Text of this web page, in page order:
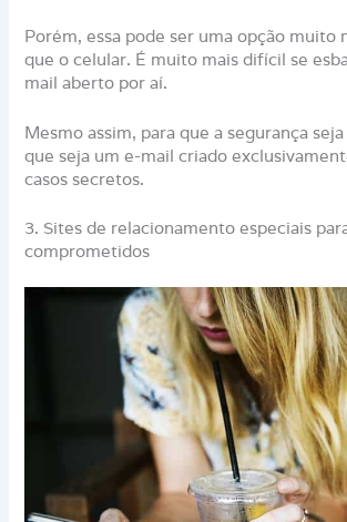
Porém, essa pode ser uma opção muito
que o celular. É muito mais difícil se
mail aberto por aí.
Mesmo assim, para que a segurança
que seja um e-mail criado
casos secretos.
3. Sites de relacionamento especiais
comprometidos